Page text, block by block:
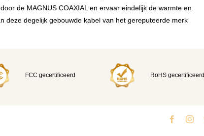
de MAGNUS COAXIAL en ervaar eindelijk de warmte en
deze degelijk gebouwde kabel van het gereputeerde merk
FCC gecertificeerd RoHS gecertificeerd